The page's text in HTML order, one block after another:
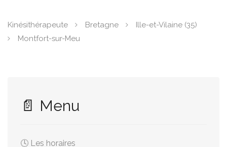
Kinésithérapeute Bretagne
Ille-et-Vilaine (35)
Montfort-sur-Meu
📄 Menu
🕓 Les horaires